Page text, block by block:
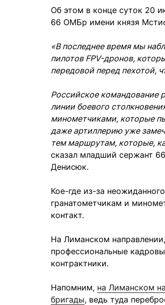
Об этом в конце суток 20
66 ОМБр имени князя
«В последнее время мы
пилотов FPV-дронов,
передовой перед пехотой,
Российское командование
линии боевого
минометчиками, которые
даже артиллерию уже
тем маршрутам, которые,
сказал младший сержант
Денисюк.
Кое-где из-за
гранатометчикам и
контакт.
На Лиманском
профессиональные
контрактники.
Напомним, на Лиманском
бригады, ведь туда